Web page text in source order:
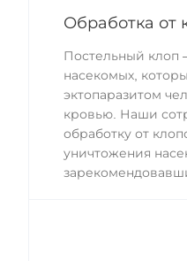
Обработка от
Постельный клоп
насекомых,
эктопаразитом
кровью. Наши
обработку от
уничтожения